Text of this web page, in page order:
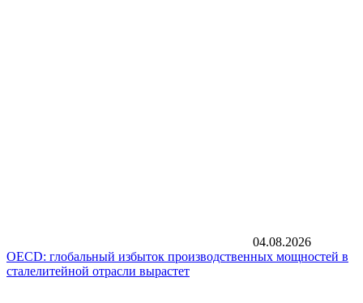
04.08.2026
OECD: глобальный избыток производственных мощностей в
сталелитейной отрасли вырастет